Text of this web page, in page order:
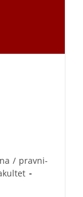
/ pravni-